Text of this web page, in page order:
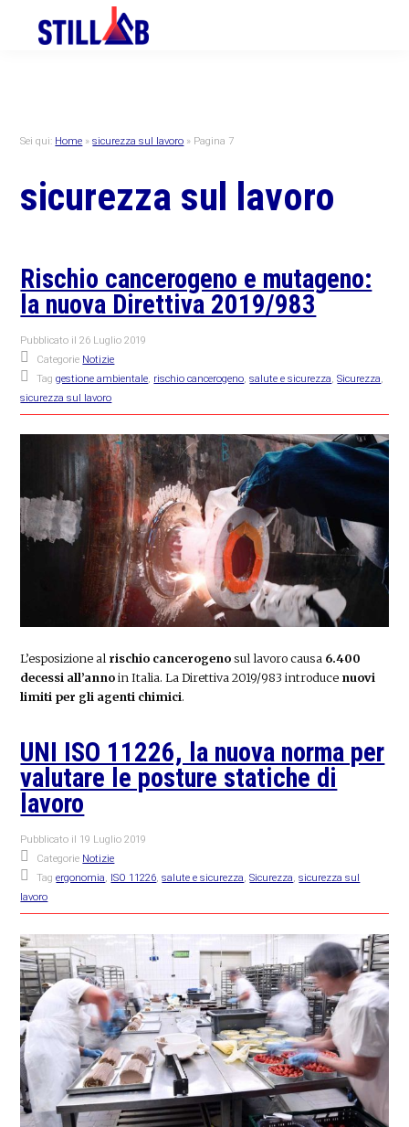
primary
primary
Sei qui: Home »sicurezza sul lavoro » Pagina 7
sicurezza sul lavoro
Rischio cancerogeno e mutageno:
la nuova Direttiva 2019/983
Pubblicato il26 Luglio 2019
Categorie Notizie
Taggestione ambientale rischio cancerogeno ,salute e sicurezza ,Sicurezza
sicurezza sul lavoro
L’esposizione alrischio cancerogenosul lavoro causa 6.400
decessi all’annoin Italia. La Direttiva 2019/983 introduce nuovi
limiti per gli agenti chimici.
UNI ISO 11226, la nuova norma per
valutare le posture statiche di
lavoro
Pubblicato il 19 Luglio 2019
Categorie Notizie
Tagergonomia, ISO 11226,salute e sicurezza,Sicurezza,sicurezza sul
lavoro